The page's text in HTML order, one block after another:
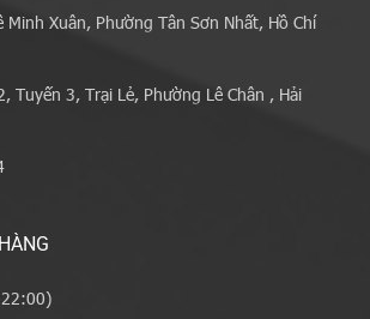
Xuân, Phường Tân Sơn Nhất, Hồ Chí
Tuyến 3, Trại Lẻ, Phường Lê Chân , Hải